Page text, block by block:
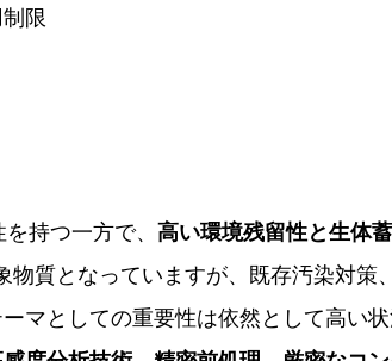
限
持つ一方で、 高い環境残留性と生体
物質となっていますが、既存汚染対策
マとしての重要性は依然として高い